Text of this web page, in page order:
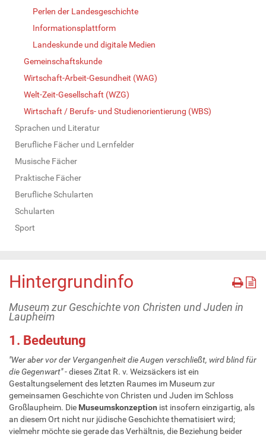
Perlen der Landesgeschichte
Informationsplattform
Landeskunde und digitale Medien
Gemeinschaftskunde
Wirtschaft-Arbeit-Gesundheit (WAG)
Welt-Zeit-Gesellschaft (WZG)
Wirtschaft / Berufs- und Studienorientierung (WBS)
Sprachen und Literatur
Berufliche Fächer und Lernfelder
Musische Fächer
Praktische Fächer
Berufliche Schularten
Schularten
Sport
Hintergrundinfo
Museum zur Geschichte von Christen und Juden in
Laupheim
1. Bedeutung
"Wer aber vor der Vergangenheit die Augen verschließt, wird blind für
die Gegenwart"- dieses Zitat R. v. Weizsäckers ist ein
Gestaltungselement des letzten Raumes im Museum zur
gemeinsamen Geschichte von Christen und Juden im Schloss
Großlaupheim. Die Museumskonzeption ist insofern einzigartig, als
an diesem Ort nicht nur jüdische Geschichte thematisiert wird;
vielmehr möchte sie gerade das Verhältnis, die Beziehung beider